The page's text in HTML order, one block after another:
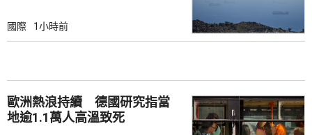
國際 1小時前
歐洲熱浪持續 德國研究指當
地逾1.1萬人高溫致死